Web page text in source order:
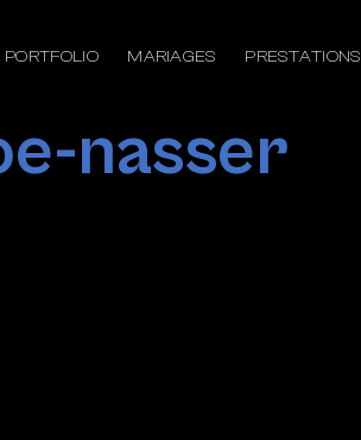
PORTFOLIO MARIAGES PRESTATIONS
nasser